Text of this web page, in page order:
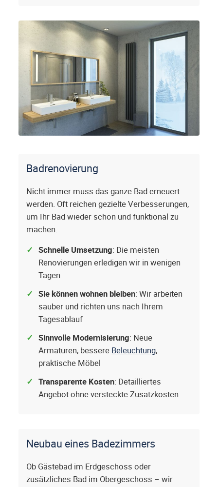
Badrenovierung
Nicht immer muss das ganze Bad erneuert
werden. Oft reichen gezielte Verbesserungen,
um Ihr Bad wieder schön und funktional zu
machen.
Schnelle Umsetzung: Die meisten
Renovierungen erledigen wir in wenigen
Tagen
Sie können wohnen bleiben: Wir arbeiten
sauber und richten uns nach Ihrem
Tagesablauf
Sinnvolle Modernisierung: Neue
Armaturen, bessere Beleuchtung,
praktische Möbel
Transparente Kosten: Detailliertes
Angebot ohne versteckte Zusatzkosten
Neubau eines Badezimmers
Ob Gästebad im Erdgeschoss oder
zusätzliches Bad im Obergeschoss – wir